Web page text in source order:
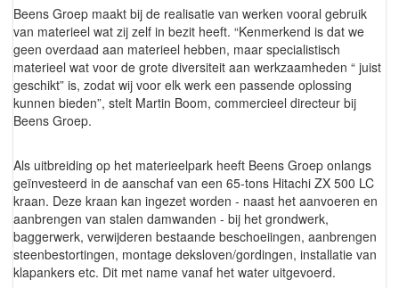
Beens Groep maakt bij de realisatie van werken vooral gebruik
van materieel wat zij zelf in bezit heeft. “Kenmerkend is dat we
geen overdaad aan materieel hebben, maar specialistisch
materieel wat voor de grote diversiteit aan werkzaamheden “ juist
geschikt” is, zodat wij voor elk werk een passende oplossing
kunnen bieden”, stelt Martin Boom, commercieel directeur bij
Beens Groep.
Als uitbreiding op het materieelpark heeft Beens Groep onlangs
geïnvesteerd in de aanschaf van een 65-tons Hitachi ZX 500 LC
kraan. Deze kraan kan ingezet worden - naast het aanvoeren en
aanbrengen van stalen damwanden - bij het grondwerk,
baggerwerk, verwijderen bestaande beschoeiingen, aanbrengen
steenbestortingen, montage deksloven/gordingen, installatie van
klapankers etc. Dit met name vanaf het water uitgevoerd.